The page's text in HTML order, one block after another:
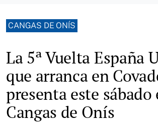
CANGAS DE ONÍS
La 5ª Vuelta España
que arranca en
presenta este sábado
Cangas de Onís